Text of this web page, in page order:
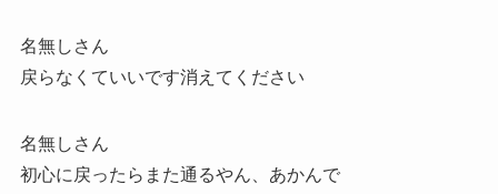
名無しさん
戻らなくていいです消えてください
名無しさん
初心に戻ったらまた通るやん、あかんで